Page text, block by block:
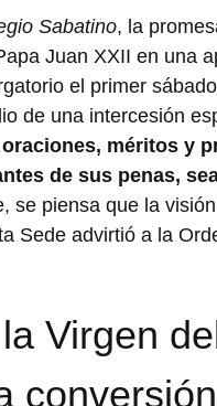
Sabatino, la
Juan XXII en una
el primer
de una intercesión
méritos y
de sus penas,
se piensa que la
Sede advirtió a la
Virgen
conversión